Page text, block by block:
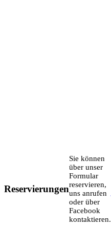
Reservierungen
Sie können
über unser
Formular
reservieren,
uns anrufen
oder über
Facebook
kontaktieren.